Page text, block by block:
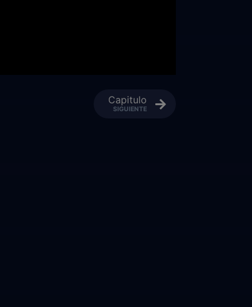
Capitulo
SIGUIENTE